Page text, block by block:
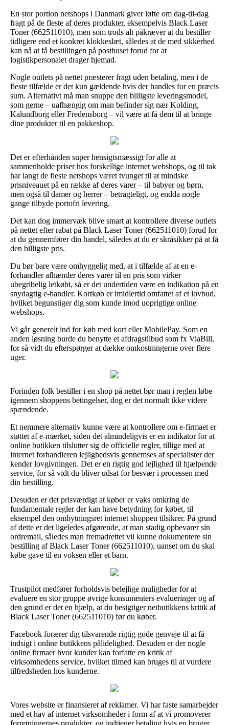
En stor portion netshops i Danmark giver løfte om dag-til-dag
fragt på de fleste af deres produkter, eksempelvis Black Laser
Toner (662511010), men som trods alt påkræver at du bestiller
tidligere end et konkret klokkeslæt, således at de med sikkerhed
kan nå at få bestillingen på posthuset forud for at
logistikpersonalet drager hjemad.
Nogle outlets på nettet præsterer fragt uden betaling, men i de
fleste tilfælde er det kun gældende hvis der handles for en præcis
sum. Alternativt må man snuppe den billigste leveringsmodel,
som gerne – uafhængig om man befinder sig nær Kolding,
Kalundborg eller Fredensborg – vil være at få dem til at bringe
dine produkter til en pakkeshop.
Det er efterhånden super hensigtsmæssigt for alle at
sammenholde priser hos forskellige internet webshops, og til tak
har langt de fleste netshops været tvunget til at mindske
prisniveauet på en række af deres varer – til babyer og børn,
men også til damer og herrer – betragteligt, og endda nogle
gange tilbyde portofri levering.
Det kan dog immervæk blive smart at kontrollere diverse outlets
på nettet efter rabat på Black Laser Toner (662511010) forud for
at du gennemfører din handel, således at du er skråsikker på at få
den billigste pris.
Du bør bare være omhyggelig med, at i tilfælde af at en e-
forhandler afhænder deres varer til en pris som virker
ubegribelig letkøbt, så er det undertiden være en indikation på en
snydagtig e-handler. Kortkøb er imidlertid omfattet af et lovbud,
hvilket begunstiger dig som kunde imod uoprigtige online
webshops.
Vi går generelt ind for køb med kort eller MobilePay. Som en
anden løsning burde du benytte et afdragstilbud som fx ViaBill,
for så vidt du efterspørger at dække omkostningerne over flere
uger.
Forinden folk bestiller i en shop på nettet bør man i reglen løbe
igennem shoppens betingelser, dog er det normalt ikke videre
spændende.
Et nemmere alternativ kunne være at kontrollere om e-firmaet er
støttet af e-mærket, siden det almindeligvis er en indikator for at
online butikken tilslutter sig de officielle regler, tillige med at
internet forhandleren lejlighedsvis gennemses af specialister der
kender lovgivningen. Det er en rigtig god lejlighed til hjælpende
service, for så vidt du bliver udsat for besvær i processen med
din bestilling.
Desuden er det prisværdigt at køber er vaks omkring de
fundamentale regler der kan have betydning for købet, til
eksempel den ombytningsret internet shoppen tilsikrer. På grund
af dette er det ligeledes afgørende, at man stadig opbevarer sin
ordremail, således man fremadrettet vil kunne dokumentere sin
bestilling af Black Laser Toner (662511010), uanset om du skal
købe gave til en voksen eller et barn.
Trustpilot medfører forholdsvis belejlige muligheder for at
evaluere en stor gruppe øvrige konsumenters evalueringer og af
den grund er det en hjælp, at du besigtiger netbutikkens kritik af
Black Laser Toner (662511010) før du køber.
Facebook forærer dig tilsvarende rigtig gode genveje til at få
indsigt i online butikkens pålidelighed. Desuden er der nogle
online firmaer hvor kunder kan forfatte en kritik af
virksomhedens service, hvilket tilmed kan bruges til at vurdere
tilfredsheden hos kunderne.
Vores website er finansieret af reklamer. Vi har faste samarbejder
med et hav af internet virksomheder i form af at vi promoverer
forretningernes produkter, og indtjener betaling hvis en bruger